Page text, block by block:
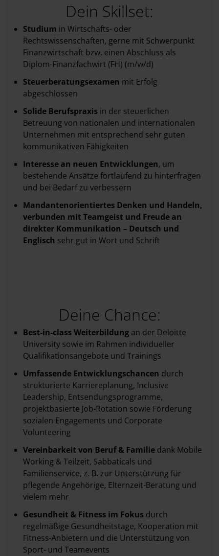
Dein Skillset:
Studium in Wirtschafts- oder
Rechtswissenschaften, gerne mit Schwerpunkt
Finanzwirtschaft bzw. einen Abschluss als
Diplom-Finanzfachwirt (FH) (m/w/d)
Steuerberatungsexamen mit Erfolg
abgeschlossen
Solide Berufspraxis in der steuerlichen
Betreuung von nationalen und internationalen
Unternehmen mit entsprechend sehr guten
kommunikativen Fähigkeiten
Interesse an neuen Entwicklungen, um
bestehende Ansätze fortlaufend zu hinterfragen
und bei Bedarf zu verbessern
Mandantenorientiertes Denken und Handeln,
verbunden mit Teamgeist und Freude an
direkter Kommunikation – Deutsch und
Englisch sehr gut in Wort und Schrift
Deine Chance:
Best-in-class Weiterbildung an der Deloitte
University sowie im Rahmen individueller
Qualifikationsangebote und Trainings
Umfassende Entwicklungschancen durch
strukturierte Karriereplanung, Inclusive
Leadership, Entsendungsprogramme,
projektbasierte Job-Rotation sowie Förderung
sozialen Engagements und Corporate
Volunteering
Vereinbarkeit von Beruf & Familie dank Mobile
Working & Teilzeit, Sabbaticals und
Familienservice, z. B. zur Unterstützung für
pflegende Angehörige, Elternzeit-Beratung und
vielem mehr
Gesundheit & Fitness im Fokus durch
regelmäßige Gesundheitstage, Kooperation mit
Fitness-Anbietern und die Unterstützung von
Sport- und Teamevents